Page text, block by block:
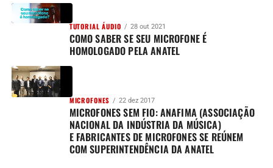
TUTORIAL ÁUDIO 28 out 2021
COMO SABER SE SEU MICROFONE É
HOMOLOGADO PELA ANATEL
MICROFONES 22 dez 2017
MICROFONES SEM FIO: ANAFIMA (ASSOCIAÇÃO
NACIONAL DA INDÚSTRIA DA MÚSICA)
E FABRICANTES DE MICROFONES SE REÚNEM
COM SUPERINTENDÊNCIA DA ANATEL